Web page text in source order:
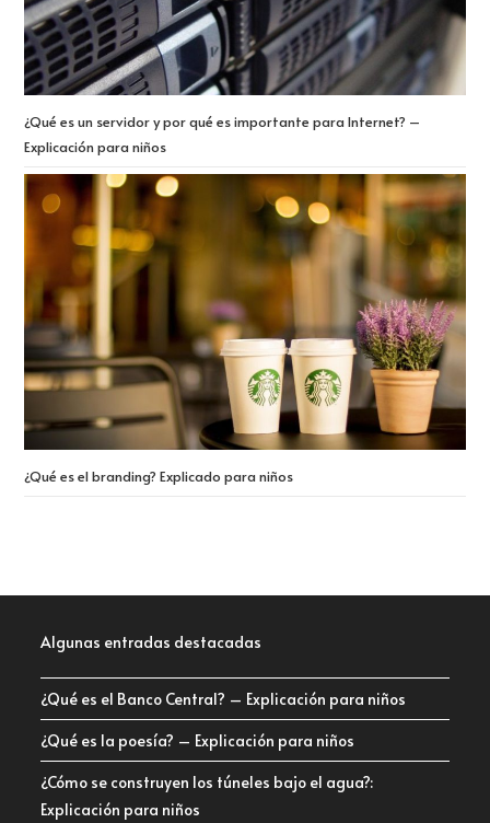
¿Qué es un servidor y por qué es importante para Internet? –
Explicación para niños
¿Qué es el branding? Explicado para niños
Algunas entradas destacadas
¿Qué es el Banco Central? – Explicación para niños
¿Qué es la poesía? – Explicación para niños
¿Cómo se construyen los túneles bajo el agua?:
Explicación para niños